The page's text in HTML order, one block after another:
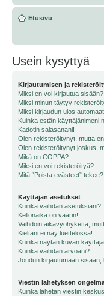
Etusivu
Usein kysyttyä
Kirjautumisen ja
Miksi en voi kirjautua sisään?
Miksi minun täytyy
Miksi kirjaudun ulos
Kuinka estän käyttäjänimeni
Kadotin salasanani!
Olen rekisteröitynyt, mutta
Olen rekisteröitynyt joskus,
Mikä on COPPA?
Miksi en voi rekisteröityä?
Mitä “Poista evästeet” tekee?
Käyttäjän asetukset
Kuinka vaihdan asetuksiani?
Kellonaika on väärin!
Vaihdoin aikavyöhykettä,
Kieltäni ei näy luettelossa!
Kuinka näytän kuvan
Kuinka vaihdan arvoani?
Joudun kirjautumaan
Viestin lähetyksen
Kuinka lähetän viestin